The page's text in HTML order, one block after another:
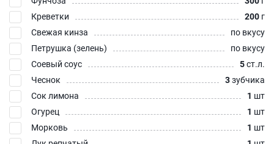
Креветки
200 г
Свежая кинза
по вкусу
Петрушка (зелень)
по вкусу
Соевый соус
5ст.л.
Чеснок
3зубчика
Сок лимона
1 шт
Огурец
1 шт
Морковь
1 шт